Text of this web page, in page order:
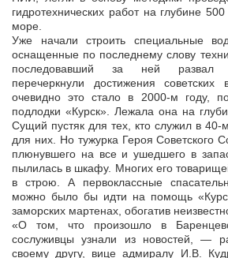
гидротехнических работ на глубине
море.
Уже начали строить специальные
оснащенные по последнему слову
последовавший за ней развал
перечеркнули достижения советских
очевидно это стало в 2000-м году,
подлодки «Курск». Лежала она на
Сущий пустяк для тех, кто служил в
для них. Но тужурка Героя Советского
плюнувшего на все и ушедшего в
пылилась в шкафу. Многих его
в строю. А первоклассные
можно было бы идти на помощь
заморских мартенах, обогатив
«О том, что произошло в
сослуживцы узнали из новостей, —
своему другу, вице адмиралу И.В.